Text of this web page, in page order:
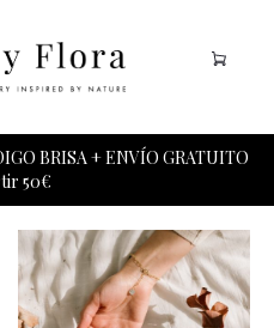
BRISA + ENVÍO GRATUITO
50€